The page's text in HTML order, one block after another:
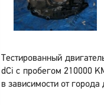
Тестированный
dCi с пробегом 210000
в зависимости от города